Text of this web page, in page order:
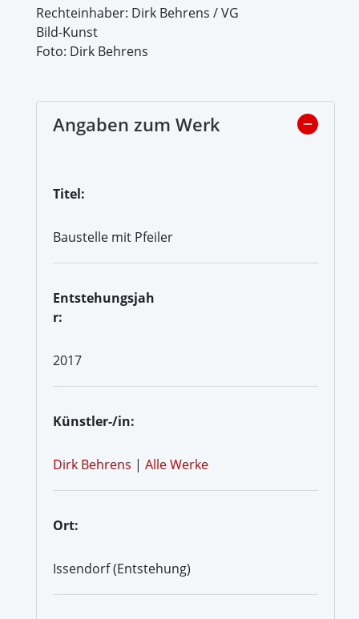
Rechteinhaber: Dirk Behrens / VG
Bild-Kunst
Foto: Dirk Behrens
Angaben zum Werk
Titel:
Baustelle mit Pfeiler
Entstehungsjah
r:
2017
Künstler-/in:
Dirk Behrens | Alle Werke
Ort:
Issendorf (Entstehung)